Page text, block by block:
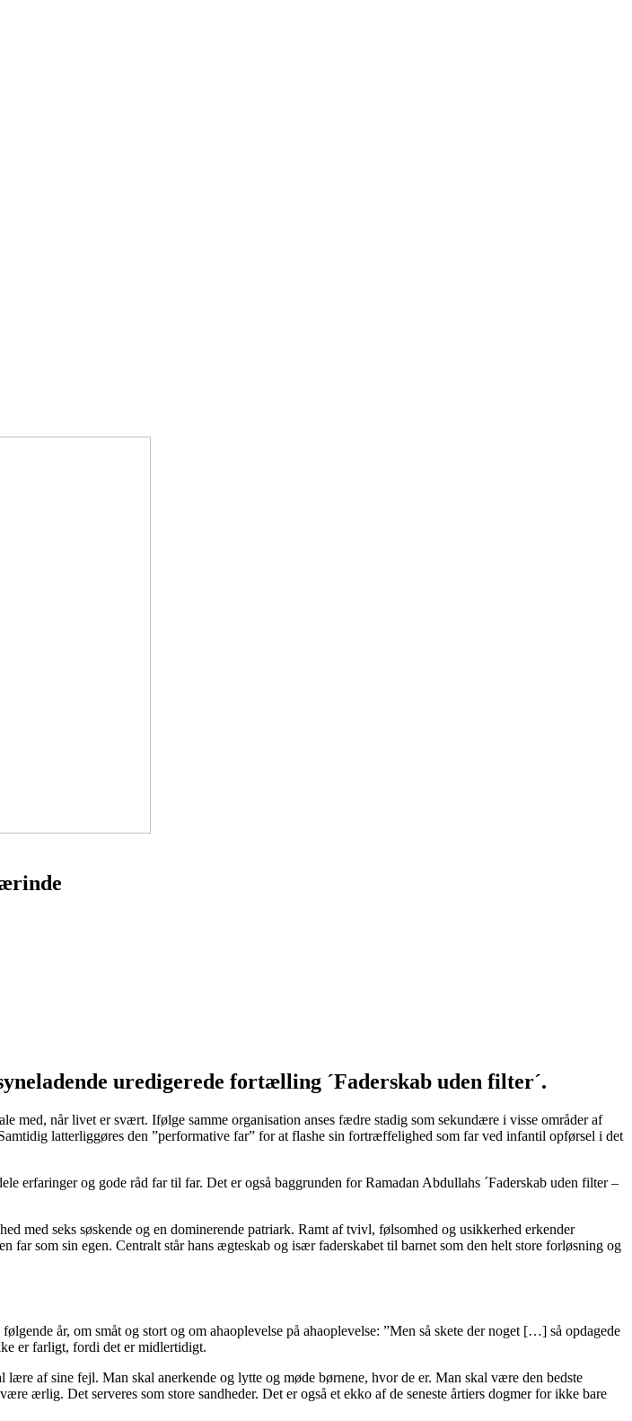
uredigerede fortælling ´Faderskab uden filter´.
med, når livet er svært. Ifølge samme organisation anses fædre stadig som sekundære i visse områder af
latterliggøres den ”performative far” for at flashe sin fortræffelighed som far ved infantil opførsel i det
erfaringer og gode råd far til far. Det er også baggrunden for Ramadan Abdullahs ´Faderskab uden filter –
med seks søskende og en dominerende patriark. Ramt af tvivl, følsomhed og usikkerhed erkender
som sin egen. Centralt står hans ægteskab og især faderskabet til barnet som den helt store forløsning og
år, om småt og stort og om ahaoplevelse på ahaoplevelse: ”Men så skete der noget […] så opdagede
er farligt, fordi det er midlertidigt.
af sine fejl. Man skal anerkende og lytte og møde børnene, hvor de er. Man skal være den bedste
ærlig. Det serveres som store sandheder. Det er også et ekko af de seneste årtiers dogmer for ikke bare